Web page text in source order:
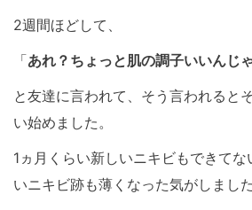
2週間ほどして、
「あれ？ちょっと肌の調子いいんじ
と友達に言われて、そう言われると
い始めました。
1ヵ月くらい新しいニキビもできて
いニキビ跡も薄くなった気がしました